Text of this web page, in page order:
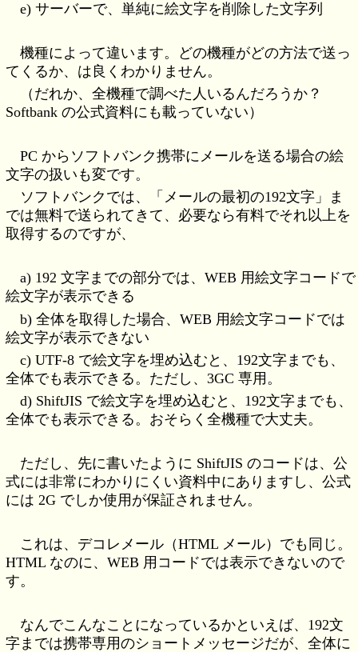
e) サーバーで、単純に絵文字を削除した文字列
機種によって違います。どの機種がどの方法で送っ
てくるか、は良くわかりません。
（だれか、全機種で調べた人いるんだろうか？
Softbank の公式資料にも載っていない）
PC からソフトバンク携帯にメールを送る場合の絵
文字の扱いも変です。
ソフトバンクでは、「メールの最初の192文字」ま
では無料で送られてきて、必要なら有料でそれ以上を
取得するのですが、
a) 192 文字までの部分では、WEB 用絵文字コードで
絵文字が表示できる
b) 全体を取得した場合、WEB 用絵文字コードでは
絵文字が表示できない
c) UTF-8 で絵文字を埋め込むと、192文字までも、
全体でも表示できる。ただし、3GC 専用。
d) ShiftJIS で絵文字を埋め込むと、192文字までも、
全体でも表示できる。おそらく全機種で大丈夫。
ただし、先に書いたように ShiftJIS のコードは、公
式には非常にわかりにくい資料中にありますし、公式
には 2G でしか使用が保証されません。
これは、デコレメール（HTML メール）でも同じ。
HTML なのに、WEB 用コードでは表示できないので
す。
なんでこんなことになっているかといえば、192文
字までは携帯専用のショートメッセージだが、全体に